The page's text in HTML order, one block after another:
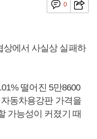
0
에서 사실상 실패하
떨어진 5만8600
동차용강판 가격을
가능성이 커졌기 때